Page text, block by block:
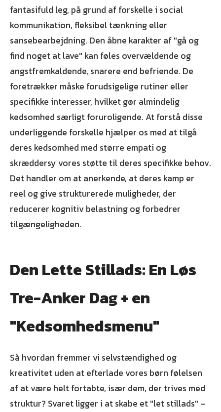
fantasifuld leg, på grund af forskelle i social
kommunikation, fleksibel tænkning eller
sansebearbejdning. Den åbne karakter af "gå og
find noget at lave" kan føles overvældende og
angstfremkaldende, snarere end befriende. De
foretrækker måske forudsigelige rutiner eller
specifikke interesser, hvilket gør almindelig
kedsomhed særligt foruroligende. At forstå disse
underliggende forskelle hjælper os med at tilgå
deres kedsomhed med større empati og
skræddersy vores støtte til deres specifikke behov.
Det handler om at anerkende, at deres kamp er
reel og give strukturerede muligheder, der
reducerer kognitiv belastning og forbedrer
tilgængeligheden.
Den Lette Stillads: En Løs
Tre-Anker Dag + en
"Kedsomhedsmenu"
Så hvordan fremmer vi selvstændighed og
kreativitet uden at efterlade vores børn følelsen
af at være helt fortabte, især dem, der trives med
struktur? Svaret ligger i at skabe et "let stillads" –